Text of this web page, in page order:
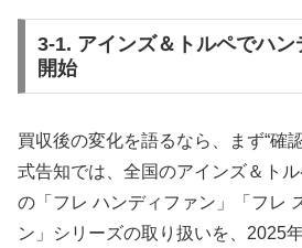
3-1. アインズ＆トルペでハ
開始
買収後の変化を語るなら、まず“確
式告知では、全国のアインズ＆ト
の「フレ ハンディファン」「フレ
ン」シリーズの取り扱いを、2025